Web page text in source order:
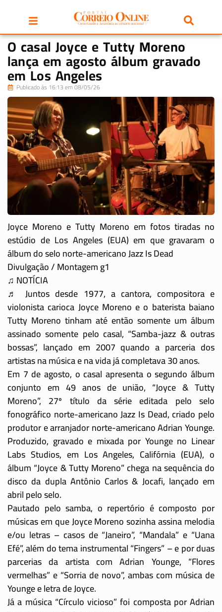
O casal Joyce e Tutty Moreno
lança em agosto álbum gravado
em Los Angeles
Publicado às 16:13 em 08/05/26
Joyce Moreno e Tutty Moreno em fotos tiradas no
estúdio de Los Angeles (EUA) em que gravaram o
álbum do selo norte-americano Jazz Is Dead
Divulgação / Montagem g1
♫ NOTÍCIA
♬ Juntos desde 1977, a cantora, compositora e
violonista carioca Joyce Moreno e o baterista baiano
Tutty Moreno tinham até então somente um álbum
assinado somente pelo casal, “Samba-jazz & outras
bossas”, lançado em 2007 quando a parceria dos
artistas na música e na vida já completava 30 anos.
Em 7 de agosto, o casal apresenta o segundo álbum
conjunto em 49 anos de união, “Joyce & Tutty
Moreno”, 27º título da série editada pelo selo
fonográfico norte-americano Jazz Is Dead, criado pelo
produtor e arranjador norte-americano Adrian Younge.
Produzido, gravado e mixada por Younge no Linear
Labs Studios, em Los Angeles, Califórnia (EUA), o
álbum “Joyce & Tutty Moreno” chega na sequência do
disco da dupla Antônio Carlos & Jocafi, lançado em
abril pelo selo.
Pautado pelo samba, o repertório é composto por
músicas em que Joyce Moreno sozinha assina melodia
e/ou letras – casos de “Janeiro”, “Mandala” e “Uana
Efé”, além do tema instrumental “Fingers” – e por duas
parcerias da artista com Adrian Younge, “Flores
vermelhas” e “Sorria de novo”, ambas com música de
Younge e letra de Joyce.
Já a música “Círculo vicioso” foi composta por Adrian